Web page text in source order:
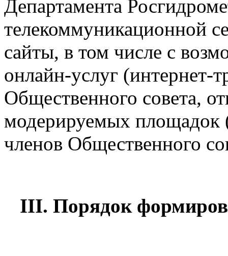
Департамента
телекоммуникационной
сайты, в том числе с
онлайн-услуг (интернет-
Общественного совета,
модерируемых площадок
членов Общественного
III. Порядок